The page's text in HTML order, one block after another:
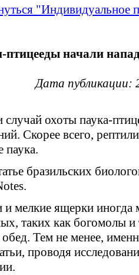
"Индивидуальное
птицееды начали
Дата публикации:
охоты паука-
Скорее всего,
паука.
бразильских
мелкие ящерки иногда
таких как богомолы и
Тем не менее,
проводя